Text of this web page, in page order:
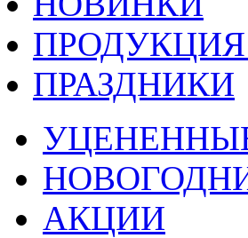
ПРОДУКЦИЯ
ПРАЗДНИКИ
АКЦИИ